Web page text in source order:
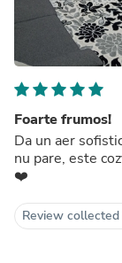
Foarte frumos!
Da un aer
nu pare, este
❤️
Review